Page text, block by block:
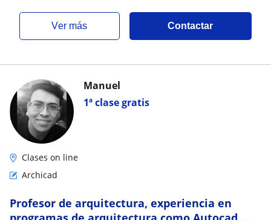
ver más Contactar
1ª clase gratis
Manuel
Clases on line
Archicad
Profesor de arquitectura, experiencia en